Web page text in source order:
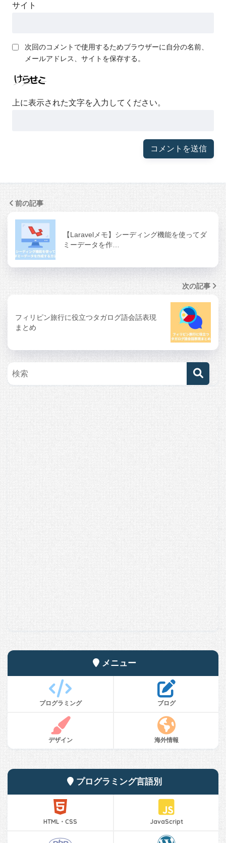
サイト
次回のコメントで使用するためブラウザーに自分の名前、
メールアドレス、サイトを保存する。
上に表示された文字を入力してください。
前の記事
【Laravelメモ】シーディング機能を使ってダ
ミーデータを作…
次の記事
フィリピン旅行に役立つタガログ語会話表現
まとめ
メニュー
プログラミング ブログ
デザイン 海外情報
プログラミング言語別
HTML・CSS JavaScript